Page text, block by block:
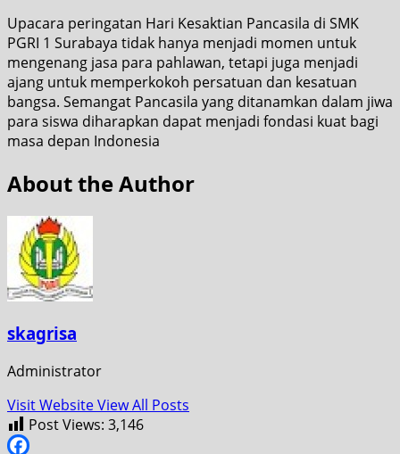
Upacara peringatan Hari Kesaktian Pancasila di SMK
PGRI 1 Surabaya tidak hanya menjadi momen untuk
mengenang jasa para pahlawan, tetapi juga menjadi
ajang untuk memperkokoh persatuan dan kesatuan
bangsa. Semangat Pancasila yang ditanamkan dalam jiwa
para siswa diharapkan dapat menjadi fondasi kuat bagi
masa depan Indonesia
About the Author
skagrisa
Administrator
Visit WebsiteView All Posts
Post Views: 3,146